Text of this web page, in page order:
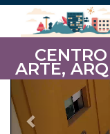
ARTE,
Previous